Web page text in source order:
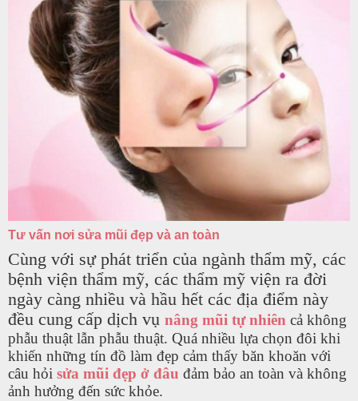
Tư vấn nơi sửa mũi đẹp và an toàn
Cùng với sự phát triển của ngành thẩm mỹ, các
bệnh viện thẩm mỹ, các thẩm mỹ viện ra đời
ngày càng nhiều và hầu hết các địa điểm này
đều cung cấp dịch vụ nâng mũi tự nhiên cả không
phẫu thuật lẫn phẫu thuật. Quá nhiều lựa chọn đôi khi
khiến những tín đồ làm đẹp cảm thấy băn khoăn với
câu hỏi sửa mũi đẹp ở đâu đảm bảo an toàn và không
ảnh hưởng đến sức khỏe.